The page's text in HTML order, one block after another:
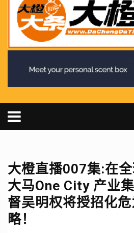
大橙直播007集:在
大马One City 产业
督吴明权将授招化
略！